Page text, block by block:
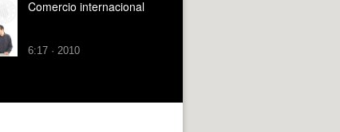
Comercio internacional
6:17 · 2010